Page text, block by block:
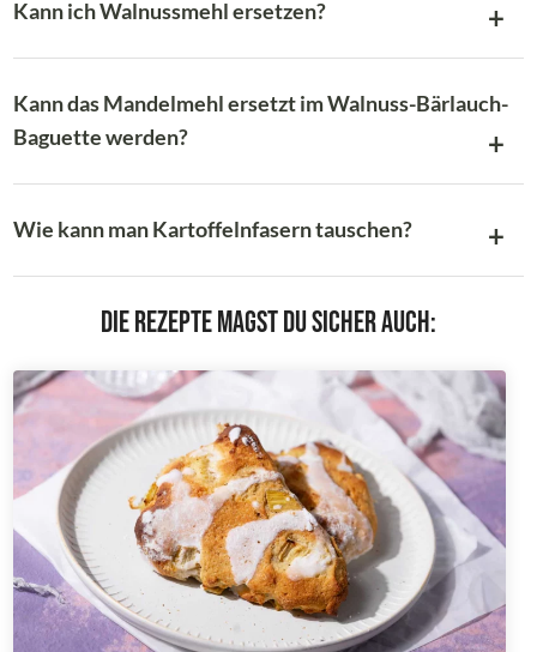
Kann ich Walnussmehl ersetzen?
Kann das Mandelmehl ersetzt im Walnuss-Bärlauch-
Baguette werden?
Wie kann man Kartoffelnfasern tauschen?
Die Rezepte magst du sicher auch: